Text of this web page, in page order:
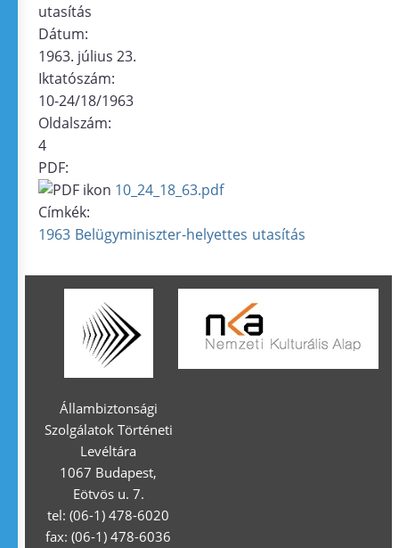
utasítás
Dátum:
1963. július 23.
Iktatószám:
10-24/18/1963
Oldalszám:
4
PDF:
10_24_18_63.pdf
Címkék:
1963 Belügyminiszter-helyettes utasítás
Állambiztonsági
Szolgálatok Történeti
Levéltára
1067 Budapest,
Eötvös u. 7.
tel: (06-1) 478-6020
fax: (06-1) 478-6036